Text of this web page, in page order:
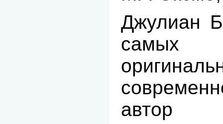
Джулиан